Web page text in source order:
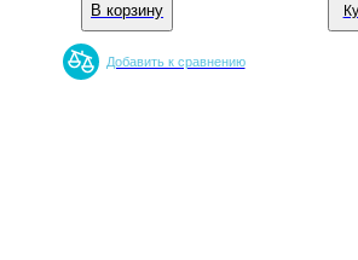
В корзину
Добавить к сравнению